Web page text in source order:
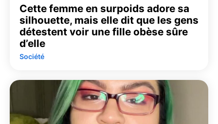
Cette femme en surpoids adore sa
silhouette, mais elle dit que les gens
détestent voir une fille obèse sûre
d’elle
Société